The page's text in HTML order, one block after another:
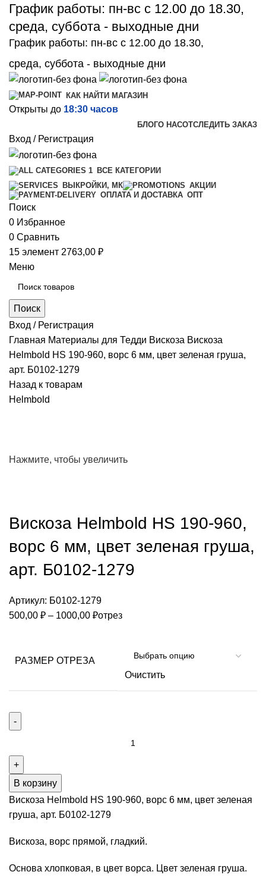
График работы: пн-вс с 12.00 до 18.30,
среда, суббота - выходные дни
График работы: пн-вс с 12.00 до 18.30,
среда, суббота - выходные дни
КАК НАЙТИ МАГАЗИН
Открыты до 18:30 часов
БЛОГО НАСОТСЛЕДИТЬ ЗАКАЗ
Вход / Регистрация
ВСЕ КАТЕГОРИИ
ВЫКРОЙКИ, МК
АКЦИИ
ОПЛАТА И ДОСТАВКА ОПТ
Поиск
0 Избранное
0 Сравнить
15 элемент 2763,00 ₽
Меню
Поиск
Вход / Регистрация
Главная Материалы для Тедди Вискоза Вискоза
Helmbold HS 190-960, ворс 6 мм, цвет зеленая груша,
арт. Б0102-1279
Назад к товарам
Helmbold
Нажмите, чтобы увеличить
Вискоза Helmbold HS 190-960,
ворс 6 мм, цвет зеленая груша,
арт. Б0102-1279
Артикул: Б0102-1279
500,00 ₽ – 1000,00 ₽Диапазон
1000,00 ₽
отрез
РАЗМЕР ОТРЕЗА
Очистить
Вискоза
Helmbold
HS
190-
ворс
мм,
В корзину
Вискоза Helmbold HS 190-960, ворс 6 мм, цвет зеленая
груша, арт. Б0102-1279
Вискоза, ворс прямой, гладкий.
Основа хлопковая, в цвет ворса. Цвет зеленая груша.